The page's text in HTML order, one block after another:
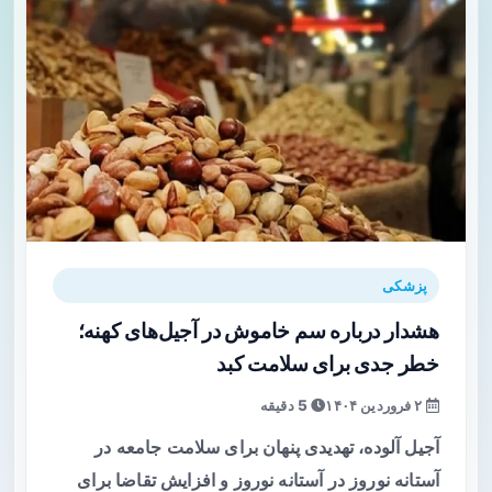
پزشکی
هشدار درباره سم خاموش در آجیل‌های کهنه؛
خطر جدی برای سلامت کبد
5 دقیقه
آجیل آلوده، تهدیدی پنهان برای سلامت جامعه در
آستانه نوروز در آستانه نوروز و افزایش تقاضا برای